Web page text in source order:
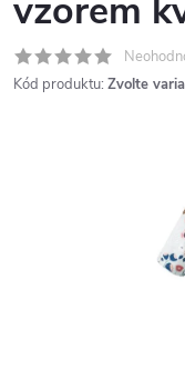
vzorem
Kód produktu: Zvolte